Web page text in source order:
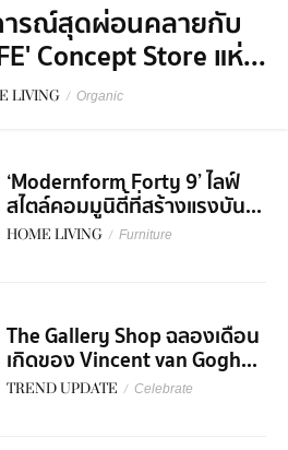
รณ์สุดผ่อนคลายกับ
Concept Store แห่...
LIVING / Organic
‘Modernform Forty 9’ ไลฟ์
สไตล์คอมมูนิตี้ที่สร้างแรงบัน...
HOME LIVING / Furniture
The Gallery Shop ฉลองเดือน
เกิดของ Vincent van Gogh...
TREND UPDATE / Celebrate